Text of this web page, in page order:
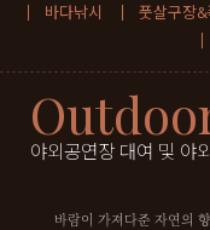
바다낚시
풋살구장
야외공연장 대여 및 야
바람이 가져다준 자연의